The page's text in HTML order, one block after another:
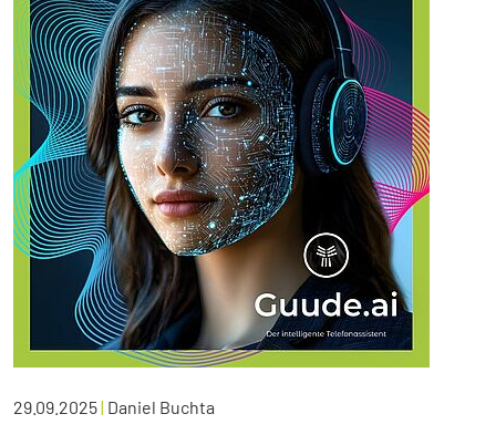
29.09.2025| Daniel Buchta